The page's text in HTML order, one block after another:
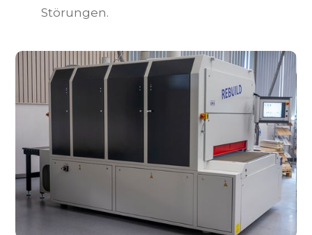
Störungen.